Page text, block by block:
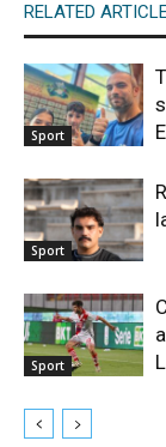
RELATED
Sport
Sport
Sport